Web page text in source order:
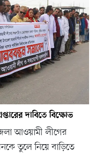
দাবিতে বিক্ষোভ
আওয়ামী লীগের
তুলে নিয়ে বাড়িতে